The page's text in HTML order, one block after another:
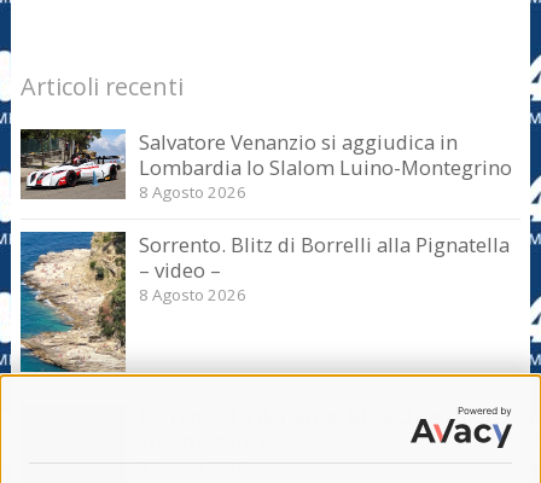
Articoli recenti
Salvatore Venanzio si aggiudica in
Lombardia lo Slalom Luino-Montegrino
8 Agosto 2026
Sorrento. Blitz di Borrelli alla Pignatella
– video –
8 Agosto 2026
Sorrento. Le denunce: Bivacchi e rifiuti
8 Agosto 2026